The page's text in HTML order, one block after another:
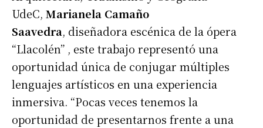
UdeC, Marianela Camaño
Saavedra, diseñadora escénica de la ópera
“Llacolén” , este trabajo representó una
oportunidad única de conjugar múltiples
lenguajes artísticos en una experiencia
inmersiva. “Pocas veces tenemos la
oportunidad de presentarnos frente a una